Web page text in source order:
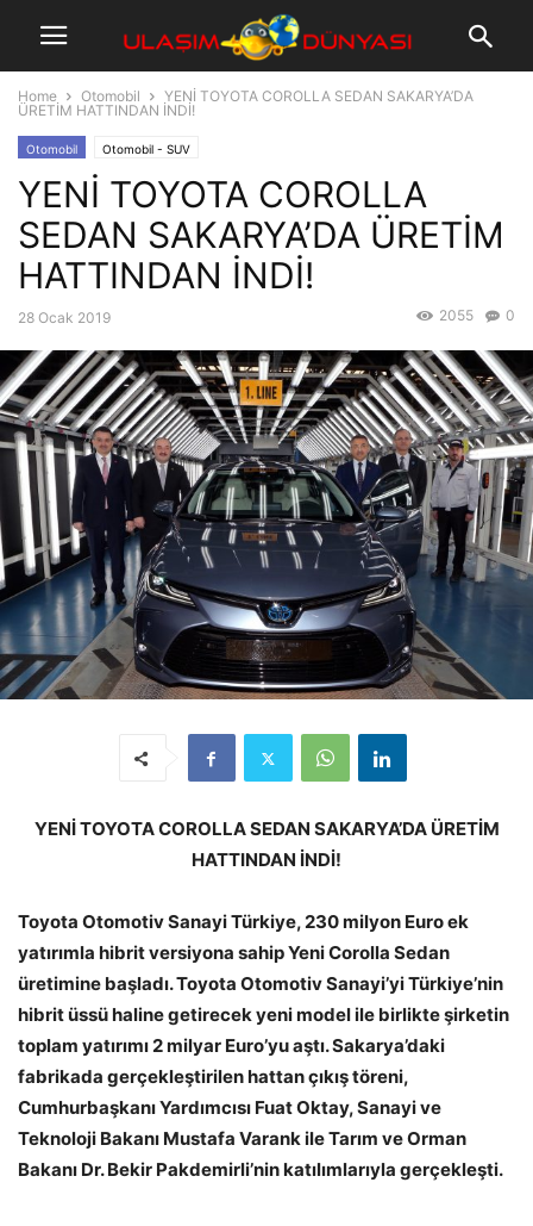
Home Otomobil
YENİ TOYOTA COROLLA SEDAN SAKARYA’DA
ÜRETİM HATTINDAN İNDİ!
Otomobil Otomobil - SUV
YENİ TOYOTA COROLLA
SEDAN SAKARYA’DA ÜRETİM
HATTINDAN İNDİ!
28 Ocak 2019 0
2055
YENİ TOYOTA COROLLA SEDAN SAKARYA’DA ÜRETİM
HATTINDAN İNDİ!
Toyota Otomotiv Sanayi Türkiye, 230 milyon Euro ek
yatırımla hibrit versiyona sahip Yeni Corolla Sedan
üretimine başladı. Toyota Otomotiv Sanayi’yi Türkiye’nin
hibrit üssü haline getirecek yeni model ile birlikte şirketin
toplam yatırımı 2 milyar Euro’yu aştı. Sakarya’daki
fabrikada gerçekleştirilen hattan çıkış töreni,
Cumhurbaşkanı Yardımcısı Fuat Oktay, Sanayi ve
Teknoloji Bakanı Mustafa Varank ile Tarım ve Orman
Bakanı Dr. Bekir Pakdemirli’nin katılımlarıyla gerçekleşti.